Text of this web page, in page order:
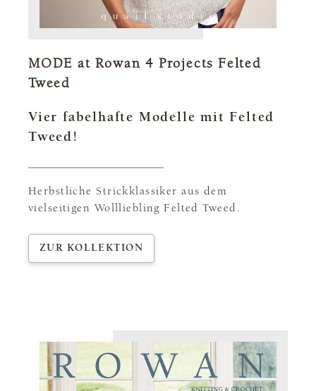
MODE at Rowan 4 Projects Felted
Tweed
Vier fabelhafte Modelle mit Felted
Tweed!
Herbstliche Strickklassiker aus dem
vielseitigen Wollliebling Felted Tweed.
ZUR KOLLEKTION